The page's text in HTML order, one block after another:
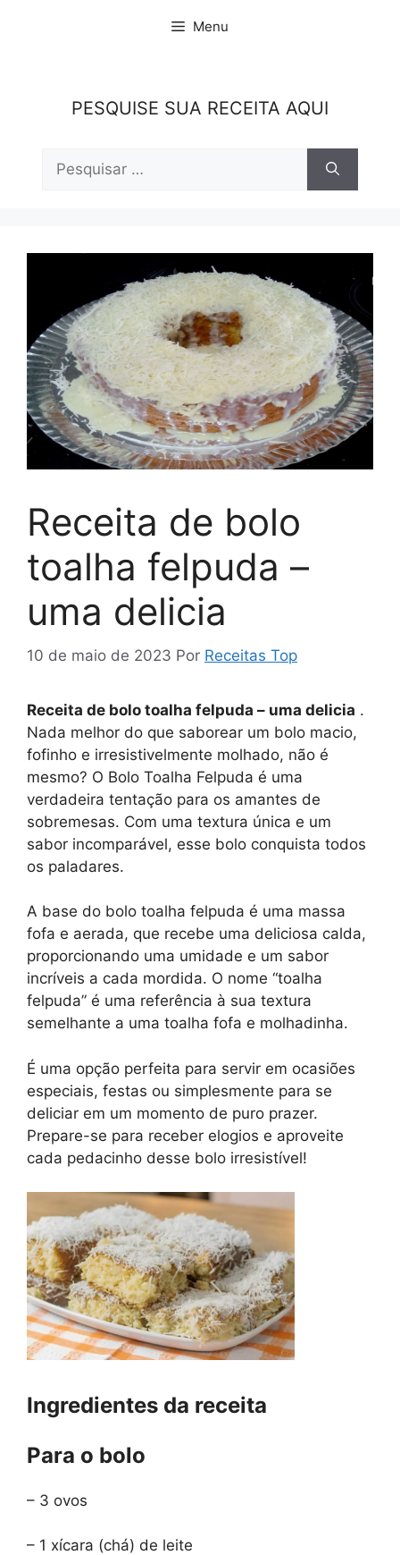
Menu
PESQUISE SUA RECEITA AQUI
por:
Receita de bolo
toalha felpuda –
uma delicia
10 de maio de 2023 Por Receitas Top
Receita de bolo toalha felpuda – uma delicia .
Nada melhor do que saborear um bolo macio,
fofinho e irresistivelmente molhado, não é
mesmo? O Bolo Toalha Felpuda é uma
verdadeira tentação para os amantes de
sobremesas. Com uma textura única e um
sabor incomparável, esse bolo conquista todos
os paladares.
A base do bolo toalha felpuda é uma massa
fofa e aerada, que recebe uma deliciosa calda,
proporcionando uma umidade e um sabor
incríveis a cada mordida. O nome “toalha
felpuda” é uma referência à sua textura
semelhante a uma toalha fofa e molhadinha.
É uma opção perfeita para servir em ocasiões
especiais, festas ou simplesmente para se
deliciar em um momento de puro prazer.
Prepare-se para receber elogios e aproveite
cada pedacinho desse bolo irresistível!
Ingredientes da receita
Para o bolo
– 3 ovos
– 1 xícara (chá) de leite